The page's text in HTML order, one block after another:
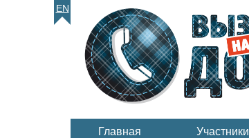
EN
Главная Участники